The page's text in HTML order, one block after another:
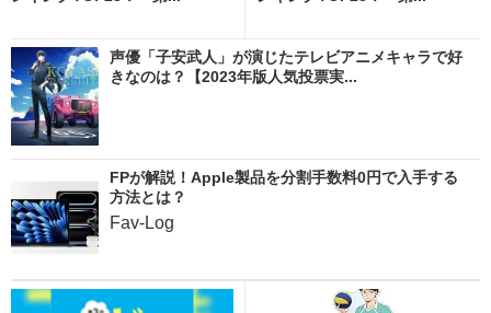
声優「子安武人」が演じたテレビアニメキャラで好
きなのは？【2023年版人気投票実...
FPが解説！Apple製品を分割手数料0円で入手する
方法とは？
Fav-Log